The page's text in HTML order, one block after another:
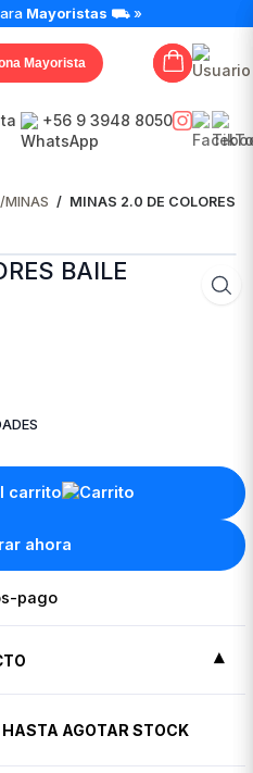
Mayoristas ⛟ »
Mayorista
+56 9 3948 8050
MINAS / MINAS 2.0 DE COLORES
BAILE
carrito
ahora
AGOTAR STOCK